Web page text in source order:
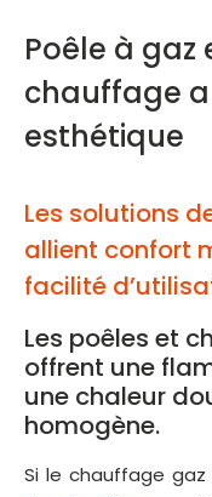
Poêle à gaz
chauffage
esthétique
Les solutions
allient confort
facilité
Les poêles et
offrent une
une chaleur
homogène.
Si le chauffage